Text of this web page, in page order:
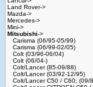
Land Rover->
Mazda->
Mercedes->
Mini->
Mitsubishi->
Carisma (06/95-05/99)
Carisma (06/99-02/05)
Colt (03/96-06/04)
Colt (06/04-)
Colt/Lancer (85-09/88)
Colt/Lancer (03/92-12/95)
Colt/Lancer C50 / C60; (09/